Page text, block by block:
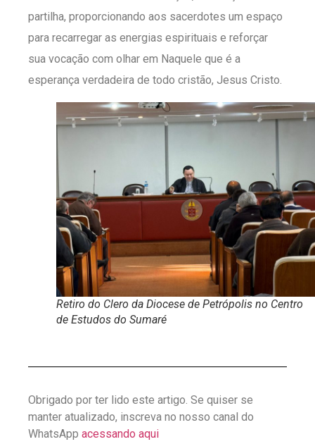
partilha, proporcionando aos sacerdotes um espaço
para recarregar as energias espirituais e reforçar
sua vocação com olhar em Naquele que é a
esperança verdadeira de todo cristão, Jesus Cristo.
Retiro do Clero da Diocese de Petrópolis no Centro
de Estudos do Sumaré
Obrigado por ter lido este artigo. Se quiser se
manter atualizado, inscreva no nosso canal do
WhatsApp acessando aqui